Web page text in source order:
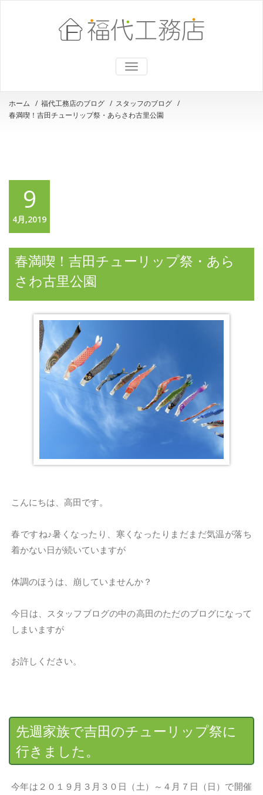
ナ
ビ
シ
ョ
ホーム / 福代工務店のブログ / スタッフのブログ /
春満喫！吉田チューリップ祭・あらさわ古里公園
9
4月,2019
春満喫！吉田チューリップ祭・あら
さわ古里公園
こんにちは、高田です。
春ですね♪暑くなったり、寒くなったりまだまだ気温が落ち
着かない日が続いていますが
体調のほうは、崩していませんか？
今日は、スタッフブログの中の高田のただのブログになって
しまいますが
お許しください。
先週家族で吉田のチューリップ祭に
行きました。
今年は２０１９月３月３０日（土）～４月７日（日）で開催